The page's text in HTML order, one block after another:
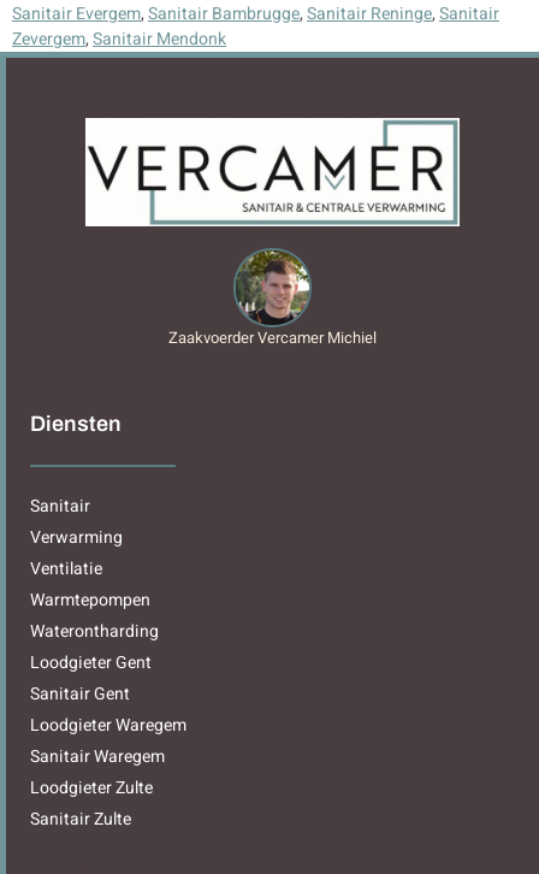
Sanitair Evergem,Sanitair Bambrugge,Sanitair Reninge,Sanitair
Zevergem,Sanitair Mendonk
Zaakvoerder Vercamer Michiel
Diensten
Sanitair
Verwarming
Ventilatie
Warmtepompen
Waterontharding
Loodgieter Gent
Sanitair Gent
Loodgieter Waregem
Sanitair Waregem
Loodgieter Zulte
Sanitair Zulte